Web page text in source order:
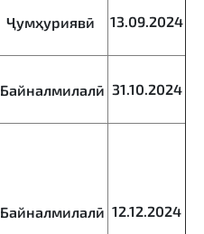
Ҷумҳуриявӣ 13.09.2024
Байналмилалӣ 31.10.2024
Байналмилалӣ 12.12.2024